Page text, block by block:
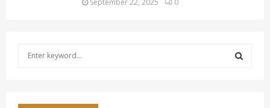
September 22, 2025 0